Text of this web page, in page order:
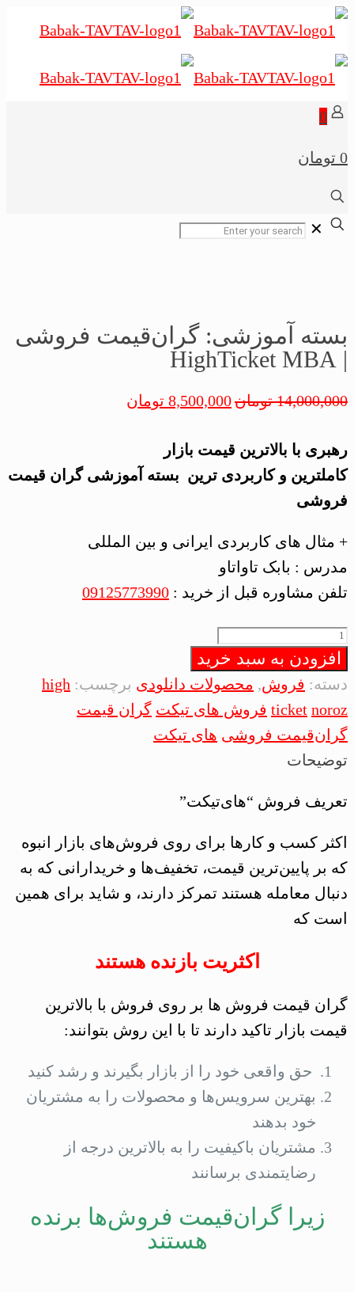
0
0 تومان
✕
بسته آموزشی: گران‌قیمت فروشی
| HighTicket MBA
14,000,000 تومان8,500,000 تومان
رهبری با بالاترین قیمت بازار
کاملترین و کاربردی ترین بسته آموزشی گران قیمت
فروشی
+ مثال های کاربردی ایرانی و بین المللی
مدرس : بابک تاواتاو
تلفن مشاوره قبل از خرید : 09125773990
بسته
آموزشی:
گران‌قیمت
فروشی
|
HighTicket
عدد
افزودن به سبد خرید
دسته: فروش, محصولات دانلودی برچسب: high
ticket noroz فروش های تیکت گران قیمت
گران‌قیمت فروشی های تیکت
توضیحات
تعریف فروش “های‌تیکت”
اکثر کسب و کارها برای روی فروش‌های بازار انبوه
که بر پایین‌ترین قیمت، تخفیف‌ها و خریدارانی که به
دنبال معامله هستند تمرکز دارند، و شاید برای همین
است که
اکثریت بازنده هستند
گران قیمت فروش ها بر روی فروش با بالاترین
قیمت بازار تاکید دارند تا با این روش بتوانند:
حق واقعی خود را از بازار بگیرند و رشد کنید
بهترین سرویس‌ها و محصولات را به مشتریان
خود بدهند
مشتریان باکیفیت را به بالاترین درجه از
رضایتمندی برسانند
زیرا گران‌قیمت فروش‌ها برنده
هستند